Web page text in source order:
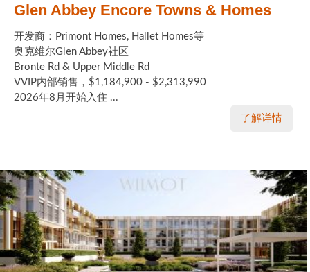
Glen Abbey Encore Towns & Homes
开发商：Primont Homes, Hallet Homes等
奥克维尔Glen Abbey社区
Bronte Rd & Upper Middle Rd
VVIP内部销售，$1,184,900 - $2,313,990
2026年8月开始入住 ...
了解详情